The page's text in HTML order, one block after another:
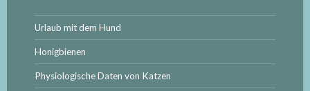
Urlaub mit dem Hund
Honigbienen
Physiologische Daten von Katzen